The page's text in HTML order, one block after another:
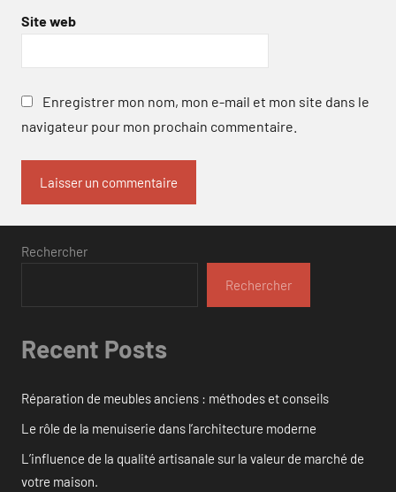
Site web
Enregistrer mon nom, mon e-mail et mon site dans le
navigateur pour mon prochain commentaire.
Rechercher
Rechercher
Recent Posts
Réparation de meubles anciens : méthodes et conseils
Le rôle de la menuiserie dans l’architecture moderne
L’influence de la qualité artisanale sur la valeur de marché de
votre maison.